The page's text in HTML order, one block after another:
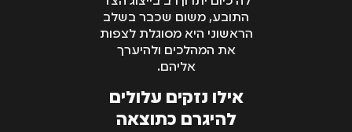
התובע, משום שכבר בשלב
הראשוני היא מסוגלת לצפות
את המהלכים ולהיערך
אליהם.
אילו נזקים עלולים
להיגרם כתוצאה